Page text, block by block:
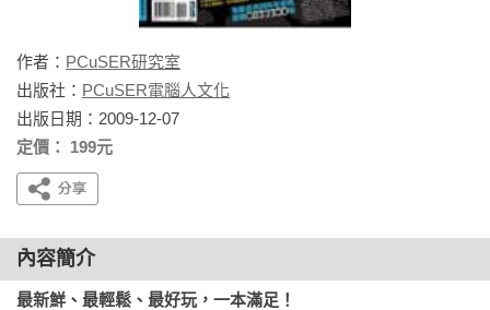
作者： PCuSER研究室
出版社： PCuSER電腦人文化
出版日期：2009-12-07
定價： 199元
內容簡介
最新鮮、最輕鬆、最好玩，一本滿足！